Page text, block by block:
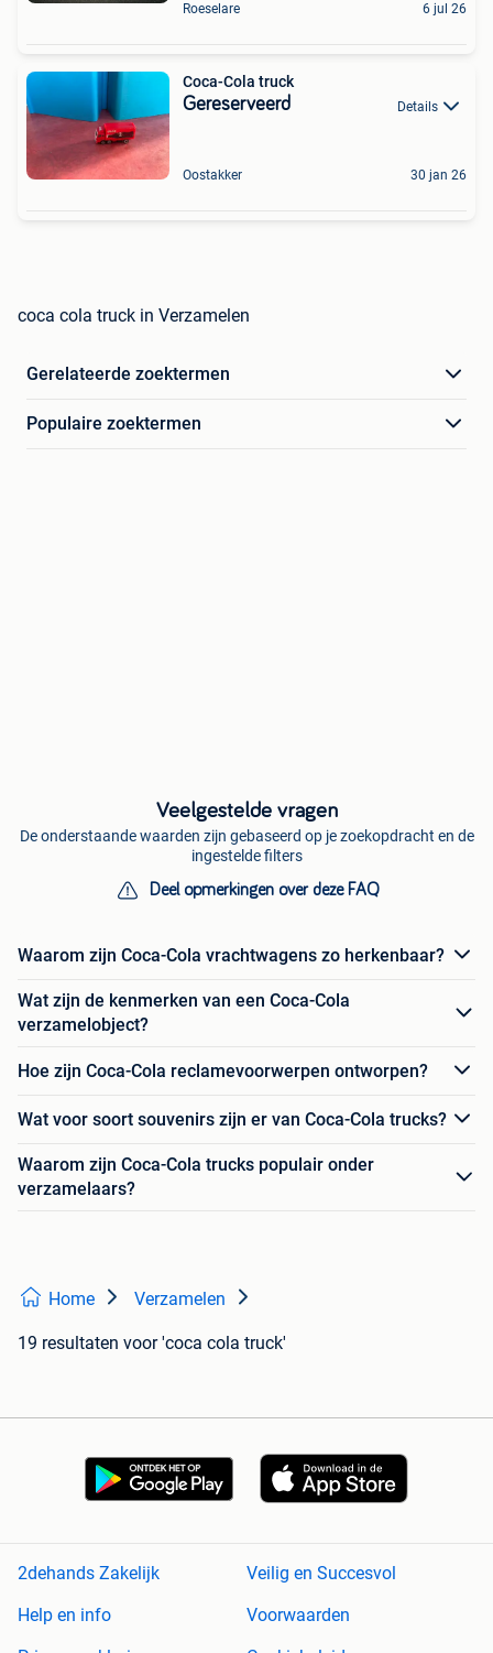
Roeselare 6 jul 26
Coca-Cola truck
Gereserveerd Details
Oostakker 30 jan 26
coca cola truck in Verzamelen
Gerelateerde zoektermen
Populaire zoektermen
Veelgestelde vragen
De onderstaande waarden zijn gebaseerd op je zoekopdracht en de
ingestelde filters
Deel opmerkingen over deze FAQ
Waarom zijn Coca-Cola vrachtwagens zo herkenbaar?
Wat zijn de kenmerken van een Coca-Cola
verzamelobject?
Hoe zijn Coca-Cola reclamevoorwerpen ontworpen?
Wat voor soort souvenirs zijn er van Coca-Cola trucks?
Waarom zijn Coca-Cola trucks populair onder
verzamelaars?
Home Verzamelen
19 resultaten voor 'coca cola truck'
2dehands Zakelijk
Veilig en Succesvol
Help en info
Voorwaarden